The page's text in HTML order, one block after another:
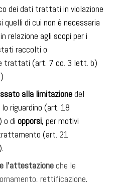
dei dati trattati in violazione
quelli di cui non è necessaria
relazione agli scopi per i
raccolti o
trattati (art. 7 co. 3 lett. b)
alla limitazionedel
riguardino (art. 18
o di opporsi, per motivi
(art. 21
l’attestazioneche le
rettificazione,